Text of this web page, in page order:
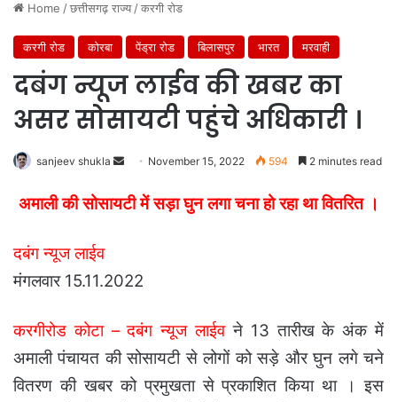
Home /छत्तीसगढ़ राज्य/करगी रोड
करगी रोड कोरबा पेंड्रा रोड बिलासपुर भारत मरवाही
दबंग न्यूज लाईव की खबर का
असर सोसायटी पहुंचे अधिकारी ।
sanjeev shukla
Send
email
November 15, 2022 594 2 minutes read
अमाली की सोसायटी में सड़ा घुन लगा चना हो रहा था वितरित ।
दबंग न्यूज लाईव
मंगलवार 15.11.2022
करगीरोड कोटा – दबंग न्यूज लाईवने 13 तारीख के अंक में
अमाली पंचायत की सोसायटी से लोगों को सड़े और घुन लगे चने
वितरण की खबर को प्रमुखता से प्रकाशित किया था । इस